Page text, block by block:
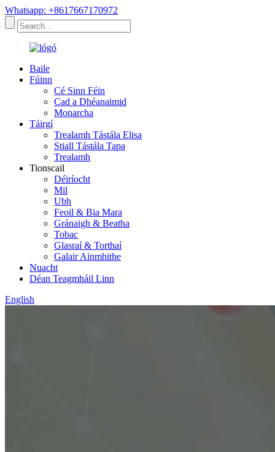
Whatsapp: +8617667170972
Baile
Fúinn
Cé Sinn Féin
Cad a Dhéanaimid
Monarcha
Táirgí
Trealamh Tástála Elisa
Stiall Tástála Tapa
Trealamh
Tionscail
Déiríocht
Mil
Ubh
Feoil & Bia Mara
Gránaigh & Beatha
Tobac
Glasraí & Torthaí
Galair Ainmhithe
Nuacht
Déan Teagmháil Linn
English